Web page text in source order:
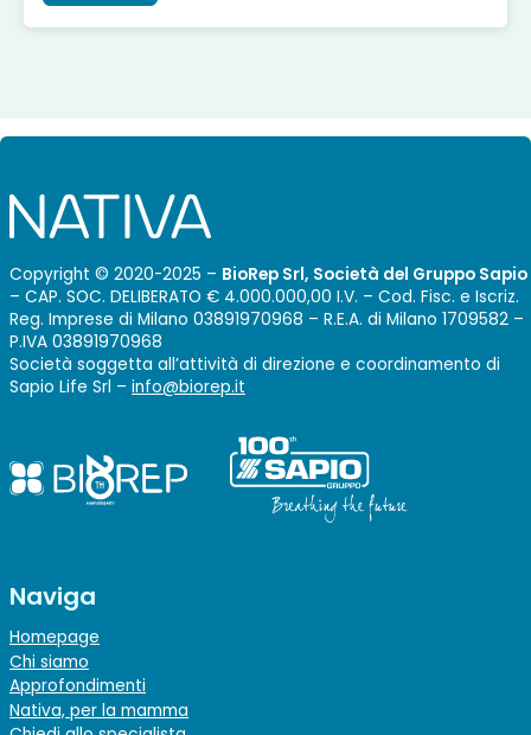
Copyright © 2020-2025 – BioRep Srl, Società del Gruppo Sapio
– CAP. SOC. DELIBERATO € 4.000.000,00 I.V. – Cod. Fisc. e Iscriz.
Reg. Imprese di Milano 03891970968 – R.E.A. di Milano 1709582 –
P.IVA 03891970968
Società soggetta all’attività di direzione e coordinamento di
Sapio Life Srl – info@biorep.it
Naviga
Homepage
Chi siamo
Approfondimenti
Nativa, per la mamma